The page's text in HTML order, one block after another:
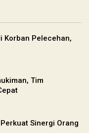
Korban Pelecehan,
Tim
Sinergi Orang